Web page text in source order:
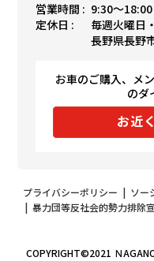
営業時間 : 9:30〜18:00
定休日 :
毎週火曜日
長野県長野
お車のご購入、メ
のダ
お近
プライバシーポリシー | ソー
| 暴力団等反社会的勢力排除
COPYRIGHT©2021 Ｎ